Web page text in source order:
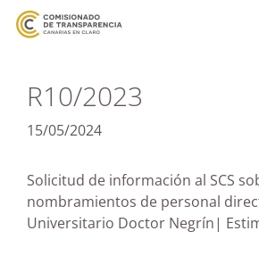
R10/2023
15/05/2024
Solicitud de información al SCS
nombramientos de personal
Universitario Doctor